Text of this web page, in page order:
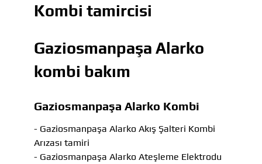
Kombi tamircisi
Gaziosmanpaşa Alarko
kombi bakım
Gaziosmanpaşa Alarko Kombi
- Gaziosmanpaşa Alarko Akış Şalteri Kombi
Arızası tamiri
- Gaziosmanpaşa Alarko Ateşleme Elektrodu